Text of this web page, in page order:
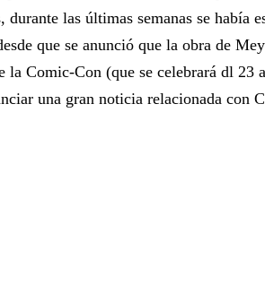
las últimas semanas se había
que se anunció que la obra de
la Comic-Con (que se celebrará dl 23
una gran noticia relacionada con